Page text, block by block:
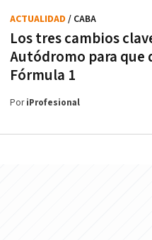
Los tres cambios
Autódromo para que
Fórmula 1
ACTUALIDAD / CABA
PoriProfesional